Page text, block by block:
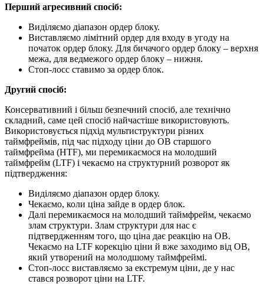
Перший агресивний спосіб:
Виділяємо діапазон ордер блоку.
Виставляємо лімітний ордер для входу в угоду на
початок ордер блоку. Для бичачого ордер блоку – верхня
межа, для ведмежого ордер блоку – нижня.
Стоп-лосс ставимо за ордер блок.
Другий спосіб:
Консервативний і більш безпечний спосіб, але технічно
складний, саме цей спосіб найчастіше використовують.
Використовується підхід мультиструктури різних
таймфреймів, під час підходу ціни до OB старшого
таймфрейма (HTF), ми перемикаємося на молодший
таймфрейм (LTF) і чекаємо на структурний розворот як
підтвердження:
Виділяємо діапазон ордер блоку.
Чекаємо, коли ціна зайде в ордер блок.
Далі перемикаємося на молодший таймфрейм, чекаємо
злам структури. Злам структури для нас є
підтвердженням того, що ціна дає реакцію на OB.
Чекаємо на LTF корекцію ціни й вже заходимо від OB,
який утворений на молодшому таймфреймі.
Стоп-лосс виставляємо за екстремум ціни, де у нас
стався розворот ціни на LTF.